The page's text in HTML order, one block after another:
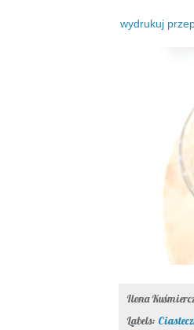
wydrukuj
Ilona
Labels: